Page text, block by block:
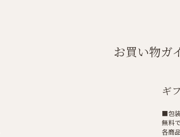
お買い物ガ
ギ
■包
無料
各商